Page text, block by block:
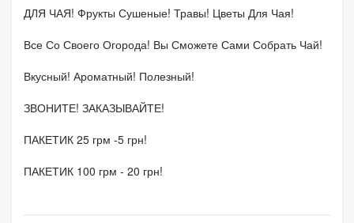
ДЛЯ ЧАЯ! Фрукты Сушеные! Травы! Цветы Для Чая!
Все Со Своего Огорода! Вы Сможете Сами Собрать Чай!
Вкусный! Ароматный! Полезный!
ЗВОНИТЕ! ЗАКАЗЫВАЙТЕ!
ПАКЕТИК 25 грм -5 грн!
ПАКЕТИК 100 грм - 20 грн!